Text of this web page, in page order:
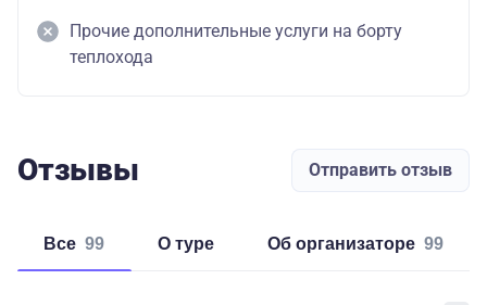
Прочие дополнительные услуги на борту
теплохода
Отзывы Отправить отзыв
Все 99 о туре об организаторе 99